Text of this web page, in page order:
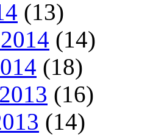
(13)
(14)
(18)
(16)
(14)